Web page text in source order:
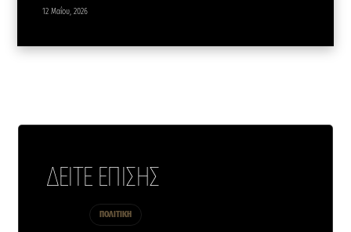
12 Μαΐου, 2026
ΔΕΙΤΕ ΕΠΙΣΗΣ
ΠΟΛΙΤΙΚΗ